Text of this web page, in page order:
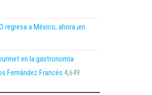
regresa a México, ahora ¡en
en la gastronomía
Fernández Francés 4,649